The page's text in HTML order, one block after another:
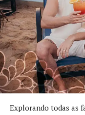
Explorando todas as